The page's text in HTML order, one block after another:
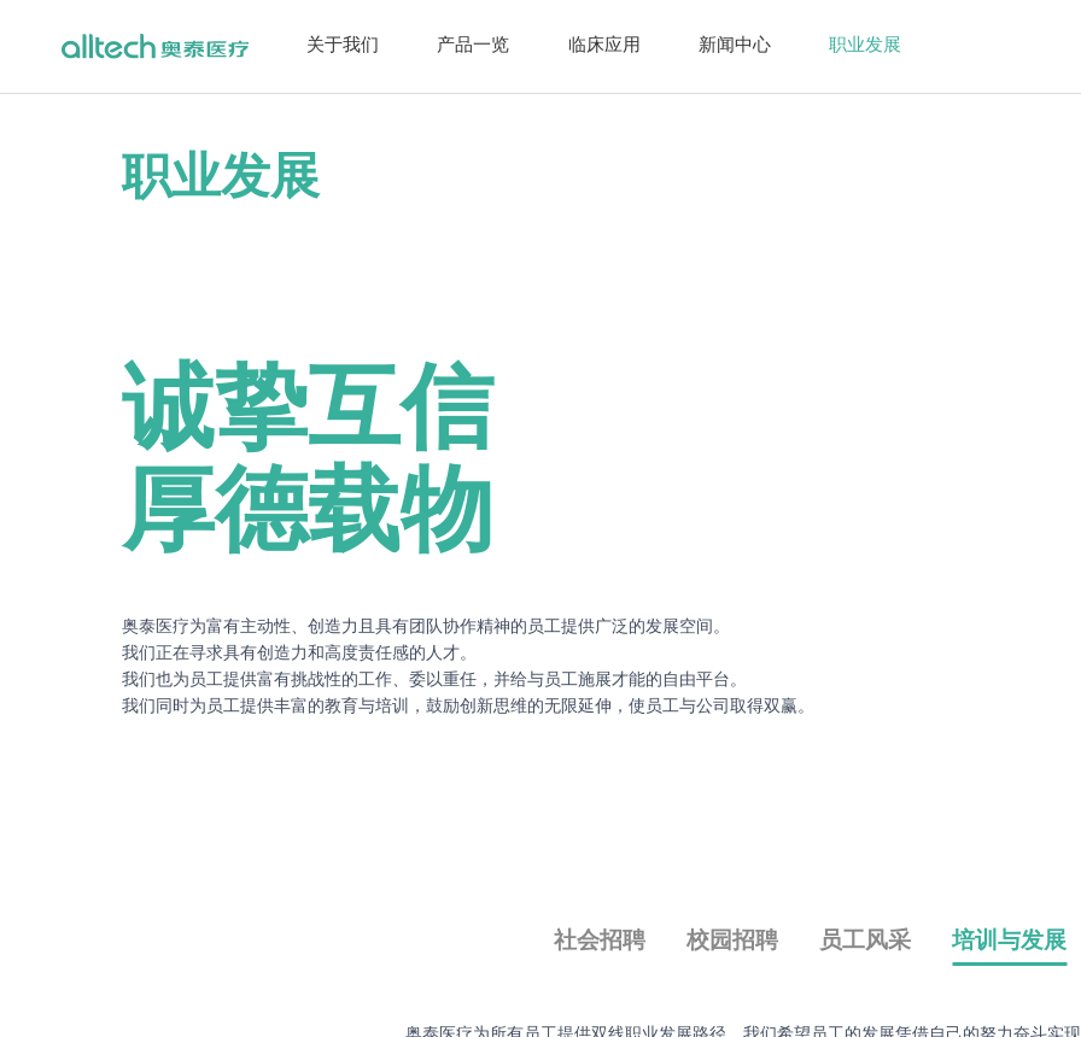
关于我们 产品一览 临床应用 新闻中心 职业发展
职业发展
诚挚互信
厚德载物
奥泰医疗为富有主动性、创造力且具有团队协作精神的员工提供广泛的发展空间。
我们正在寻求具有创造力和高度责任感的人才。
我们也为员工提供富有挑战性的工作、委以重任，并给与员工施展才能的自由平台。
我们同时为员工提供丰富的教育与培训，鼓励创新思维的无限延伸，使员工与公司取得双赢。
社会招聘 校园招聘 员工风采 培训与发展